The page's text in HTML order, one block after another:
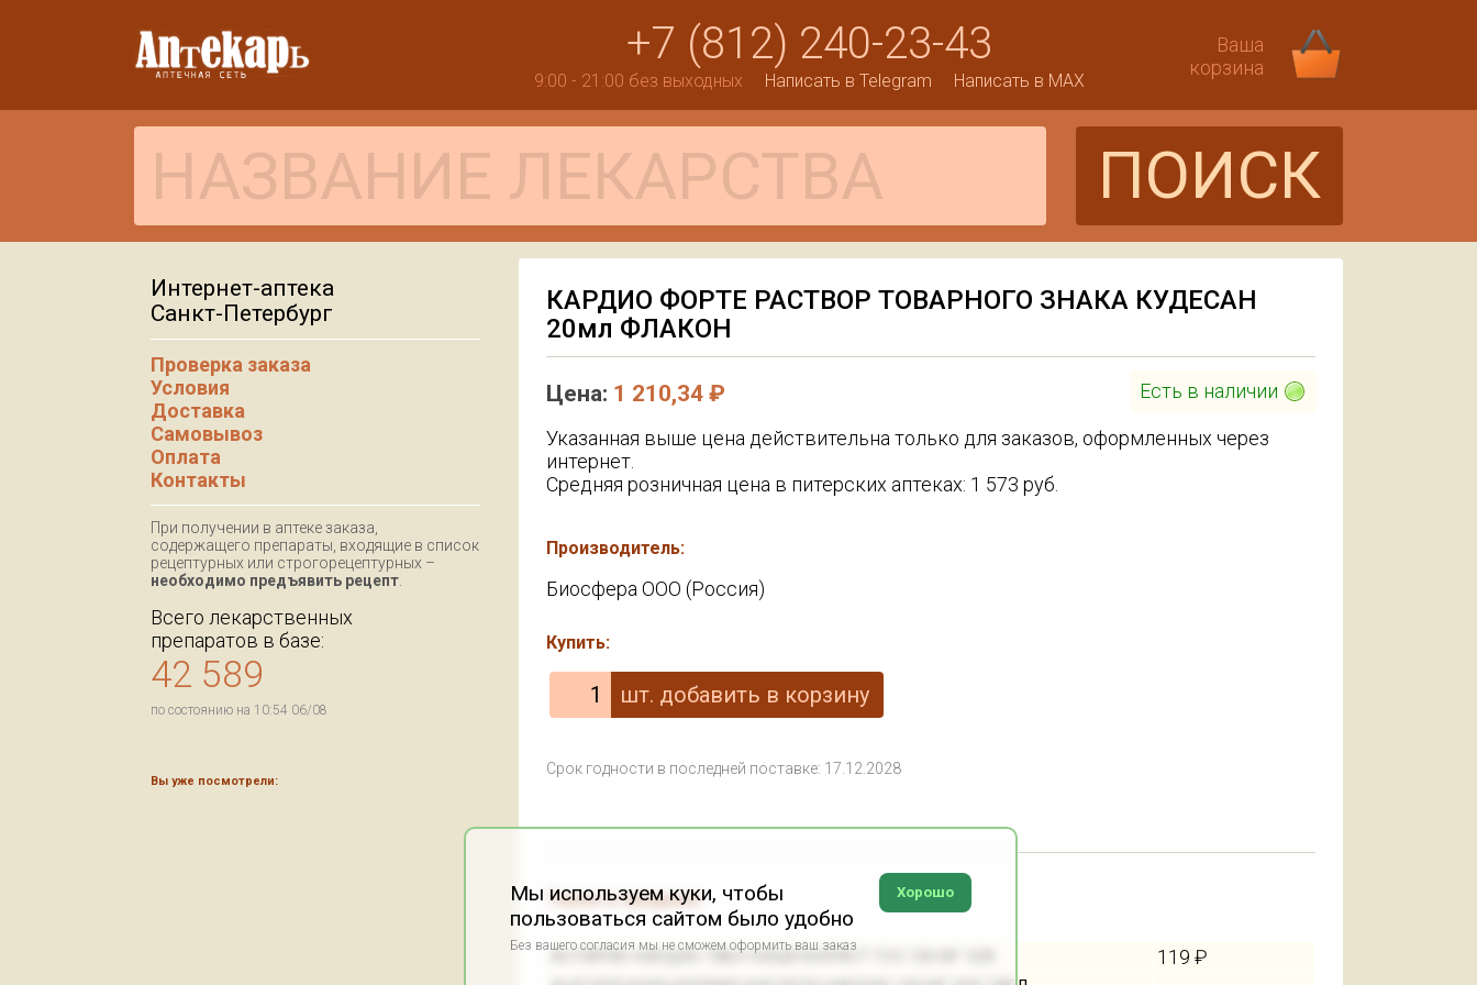
+7 (812) 240-23-43
9:00 - 21:00 без выходных Написать в Telegram Написать в MAX
Ваша
корзина
ПОИСК
Интернет-аптека
Санкт-Петербург
Проверка заказа
Условия
Доставка
Самовывоз
Оплата
Контакты
При получении в аптеке заказа,
содержащего препараты, входящие в список
рецептурных или строгорецептурных –
необходимо предъявить рецепт
Всего лекарственных
препаратов в базе:
42 589
по состоянию на 10:54 06/08
Вы уже посмотрели:
КАРДИО ФОРТЕ РАСТВОР ТОВАРНОГО ЗНАКА КУДЕСАН
20мл ФЛАКОН
Цена: 1 210,34 ₽ Есть в наличии
Указанная выше цена действительна только для заказов, оформленных через
интернет.
Средняя розничная цена в питерских аптеках: 1 573 руб.
Производитель:
Биосфера ООО (Россия)
Купить:
Срок годности в последней поставке: 17.12.2028
Также в продаже:
АСПИРИН КАРДИО ТАБЛ КИШЕЧНОРАСТ П/О 100 МГ Х28 119 ₽
Хорошо
Мы используем куки, чтобы
пользоваться сайтом было удобно
Без вашего согласия мы не сможем оформить ваш заказ